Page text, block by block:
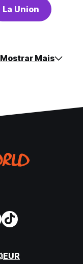
La Union
Mostrar Mais
EUR